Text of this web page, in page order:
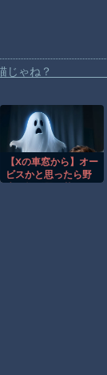
じゃね？
のプリウスに当て
が溺れてしまう事
はまだPTSDと
ガ毎週末セール（
が飛んでくる事故(
【Xの車窓から】オー
ビスかと思ったら野